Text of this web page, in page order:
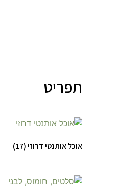
תפריט
אוכל אותנטי דרוזי(17)